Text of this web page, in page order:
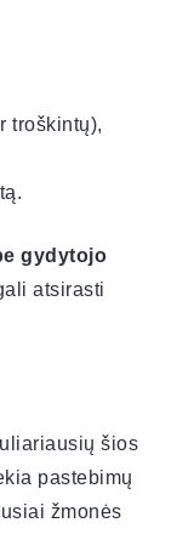
troškintų),
gydytojo
atsirasti
šios
pastebimų
žmonės